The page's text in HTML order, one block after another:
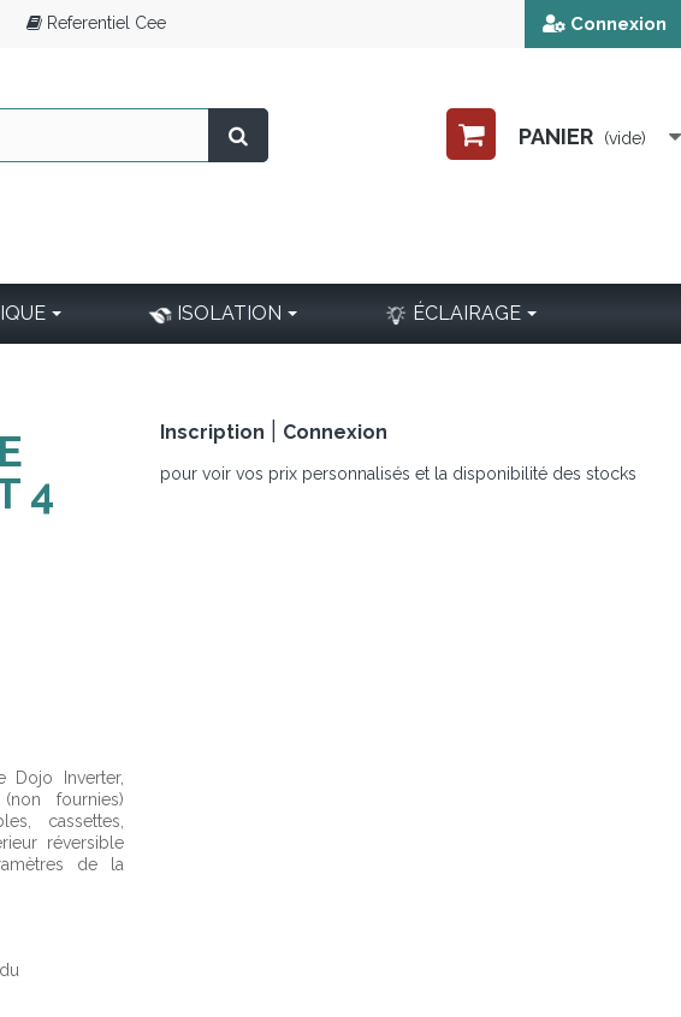
Referentiel Cee Connexion
PANIER (vide)
ISOLATION ÉCLAIRAGE
4
Dojo Inverter,
fournies)
cassettes,
réversible
de la
Inscription Connexion
pour voir vos prix personnalisés et la disponibilité des stocks